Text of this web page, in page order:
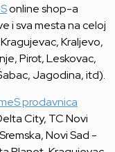
online shop-a
i sva mesta na celoj
Kraljevo,
Pirot, Leskovac,
Jagodina, itd).
prodavnica
City, TC Novi
Novi Sad -